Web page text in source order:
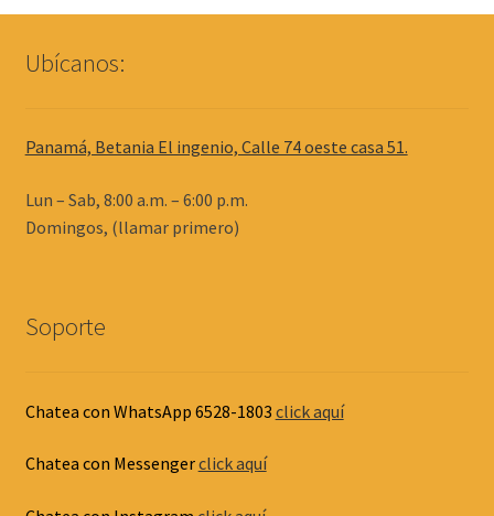
Ubícanos:
Panamá, Betania El ingenio, Calle 74 oeste casa 51.
Lun – Sab, 8:00 a.m. – 6:00 p.m.
Domingos, (llamar primero)
Soporte
Chatea con WhatsApp 6528-1803 click aquí
Chatea con Messengerclick aquí